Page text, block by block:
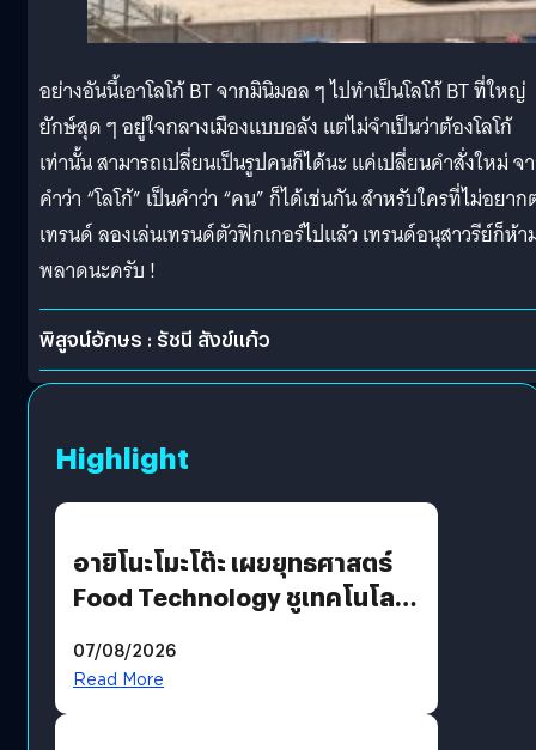
อย่างอันนี้เอาโลโก้ BT จากมินิมอล ๆ ไปทำเป็นโลโก้ BT ที่ใหญ่
ยักษ์สุด ๆ อยู่ใจกลางเมืองแบบอลัง แต่ไม่จำเป็นว่าต้องโลโก้
เท่านั้น สามารถเปลี่ยนเป็นรูปคนก็ได้นะ แค่เปลี่ยนคำสั่งใหม่ จ
คำว่า “โลโก้” เป็นคำว่า “คน” ก็ได้เช่นกัน สำหรับใครที่ไม่อยา
เทรนด์ ลองเล่นเทรนด์ตัวฟิกเกอร์ไปแล้ว เทรนด์อนุสาวรีย์ก็ห้า
พลาดนะครับ !
พิสูจน์อักษร : รัชนี สังข์แก้ว
Highlight
อายิโนะโมะโต๊ะ เผยยุทธศาสตร์
Food Technology ชูเทคโนโลยี
บริโภคและ B2B
07/08/2026
Read More